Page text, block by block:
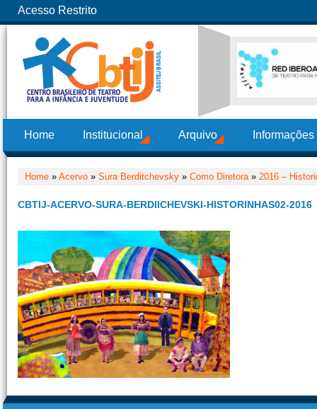
Acesso Restrito
Home Institucional Arquivo
Home » Acervo » Sura Berditchevsky » Como Diretora» 2016 –
CBTIJ-ACERVO-SURA-BERDIICHEVSKI-HISTORINHAS02-2016